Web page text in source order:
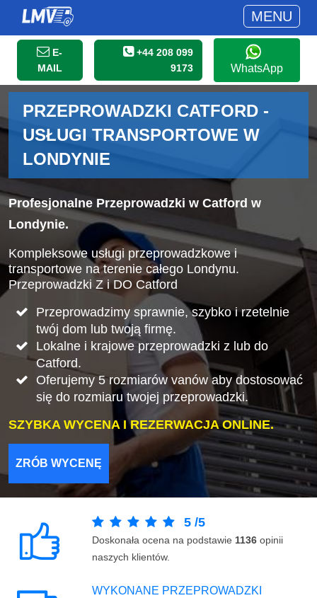
MENU
E-
MAIL
+44 208 099
9173
WhatsApp
PRZEPROWADZKI CATFORD -
USŁUGI TRANSPORTOWE W
LONDYNIE
Profesjonalne Przeprowadzki w Catford w
Londynie.
Kompleksowe usługi przeprowadzkowe i
transportowe na terenie całego Londynu.
Przeprowadzki Z i DO Catford
Przeprowadzimy sprawnie, szybko i rzetelnie
twój dom lub twoją firmę.
Lokalne i krajowe przeprowadzki z lub do
Catford.
Oferujemy 5 rozmiarów vanów aby dostosować
się do rozmiaru twojej przeprowadzki.
SZYBKA WYCENA I REZERWACJA ONLINE.
ZRÓB WYCENĘ
5 /5
Doskonała ocena na podstawie 1136 opinii
naszych klientów.
WYKONANE PRZEPROWADZKI